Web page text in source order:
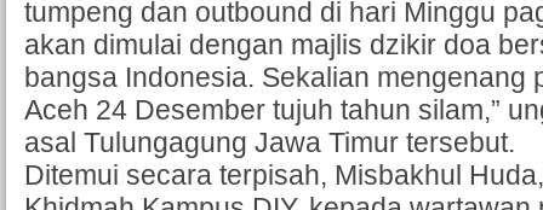
tumpeng dan outbound di hari Minggu
akan dimulai dengan majlis dzikir doa
bangsa Indonesia. Sekalian mengenang
Aceh 24 Desember tujuh tahun silam,”
asal Tulungagung Jawa Timur tersebut.
Ditemui secara terpisah, Misbakhul